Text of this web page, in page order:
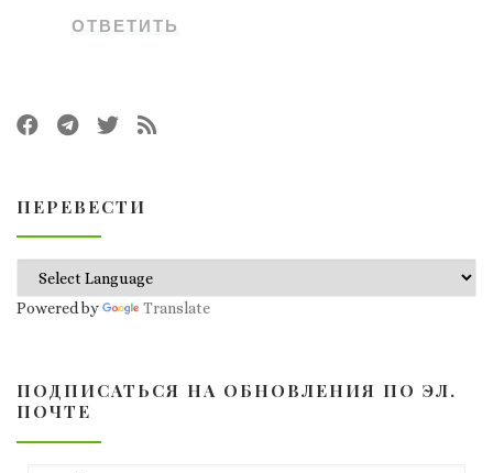
ОТВЕТИТЬ
ПЕРЕВЕСТИ
Powered by Translate
ПОДПИСАТЬСЯ НА ОБНОВЛЕНИЯ ПО ЭЛ.
ПОЧТЕ